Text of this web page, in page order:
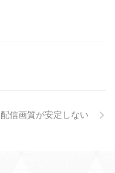
配信画質が安定しない